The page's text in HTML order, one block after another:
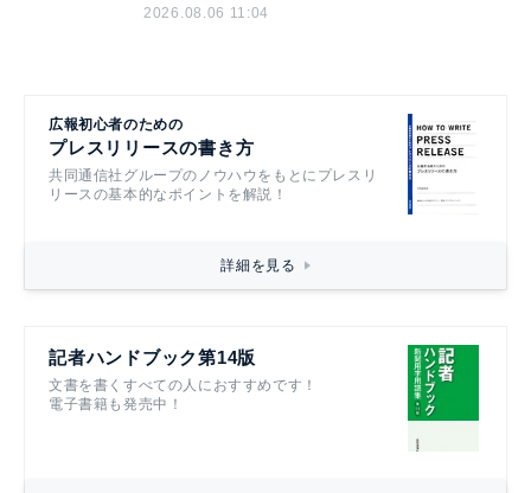
2026.08.06 11:04
広報初心者のための
プレスリリースの書き方
共同通信社グループのノウハウをもとにプレスリ
リースの基本的なポイントを解説！
詳細を見る
記者ハンドブック第14版
文書を書くすべての人におすすめです！
電子書籍も発売中！